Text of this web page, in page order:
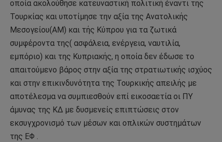
οποία ακολούθησε κατευναστική πολιτική έναντι της
Τουρκίας και υποτίμησε την αξία της Ανατολικής
Μεσογείου(ΑΜ) και τής Κύπρου για τα ζωτικά
συμφέροντα της( ασφάλεια, ενέργεια, ναυτιλία,
εμπόριο) και της Κυπριακής, η οποία δεν έδωσε το
απαιτούμενο βάρος στην αξία της στρατιωτικής ισχύος
και στην επικινδυνότητα της Τουρκικής απειλής με
αποτέλεσμα να συμπιεσθούν επί εικοσαετία οι ΠΥ
άμυνας της ΚΔ με δυσμενείς επιπτώσεις στον
εκσυγχρονισμό των μέσων και οπλικών συστημάτων
της ΕΦ .